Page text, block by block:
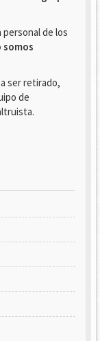
de los
somos
ser retirado,
de